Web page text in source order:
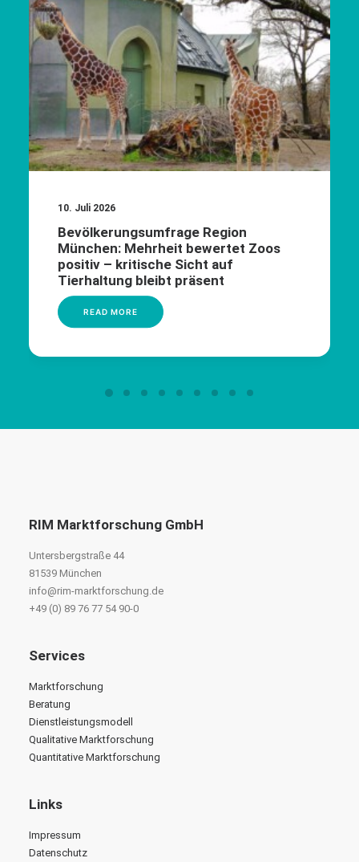
10. Juli 2026
Bevölkerungsumfrage Region
München: Mehrheit bewertet Zoos
positiv – kritische Sicht auf
Tierhaltung bleibt präsent
READ MORE
RIM Marktforschung GmbH
Untersbergstraße 44
81539 München
info@rim-marktforschung.de
+49 (0) 89 76 77 54 90-0
Services
Marktforschung
Beratung
Dienstleistungsmodell
Qualitative Marktforschung
Quantitative Marktforschung
Links
Impressum
Datenschutz